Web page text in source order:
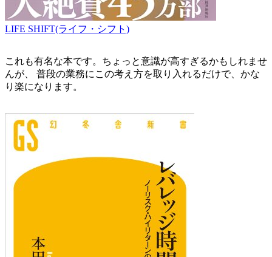
LIFE SHIFT(ライフ・シフト)
これも有名な本です。ちょっと意識が高すぎるかもしれませ
んが、 普段の業務にこの考え方を取り入れるだけで、かな
り楽になります。